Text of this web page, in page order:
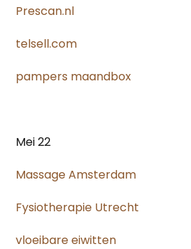
Prescan.nl
telsell.com
pampers maandbox
Mei 22
Massage Amsterdam
Fysiotherapie Utrecht
vloeibare eiwitten